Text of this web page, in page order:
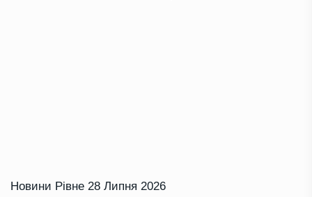
Новини Рівне 28 Липня 2026